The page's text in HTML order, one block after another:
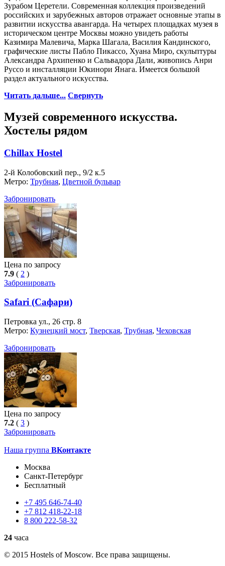
Зурабом Церетели. Современная коллекция произведений
российских и зарубежных авторов отражает основные этапы в
развитии искусства авангарда. На четырех площадках музея в
историческом центре Москвы можно увидеть работы
Казимира Малевича, Марка Шагала, Василия Кандинского,
графические листы Пабло Пикассо, Хуана Миро, скульптуры
Александра Архипенко и Сальвадора Дали, живопись Анри
Руссо и инсталляции Юкинори Янага. Имеется большой
раздел актуального искусства.
Читать дальше... Свернуть
Музей современного искусства.
Хостелы рядом
Chillax Hostel
2-й Колобовский пер., 9/2 к.5
Метро: Трубная, Цветной бульвар
Забронировать
Цена по запросу
7.9 ( 2 )
Забронировать
Safari (Сафари)
Петровка ул., 26 стр. 8
Метро: Кузнецкий мост, Тверская, Трубная, Чеховская
Забронировать
Цена по запросу
7.2 ( 3 )
Забронировать
Наша группа ВКонтакте
Москва
Санкт-Петербург
Бесплатный
+7 495 646-74-40
+7 812 418-22-18
8 800 222-58-32
24 часа
© 2015 Hostels of Moscow. Все права защищены.